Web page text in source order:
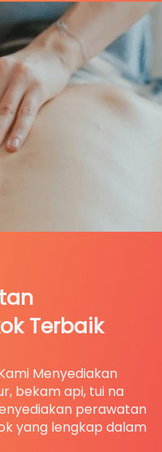
Terbaik
Menyediakan
bekam api, tui na
perawatan
yang lengkap dalam